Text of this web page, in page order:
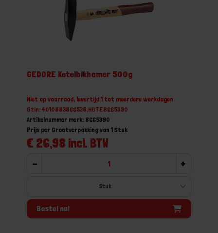
GEDORE Ketelbikhamer 500g
Niet op voorraad, levertijd 1 tot meerdere werkdagen
Gtin: 4010883866538,HGTE8665390
Artikelnummer merk: 8665390
€ 26,98 incl. BTW
Prijs per Grootverpakking van 1 Stuk
- +
Bestel nu!